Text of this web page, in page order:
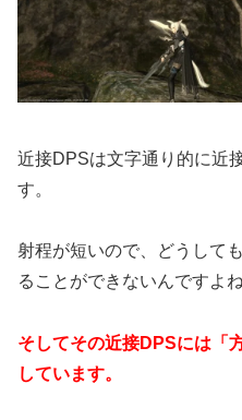
近接DPSは文字通り的に近
す。
射程が短いので、どうして
ることができないんですよね
そしてその近接DPSには「
しています。